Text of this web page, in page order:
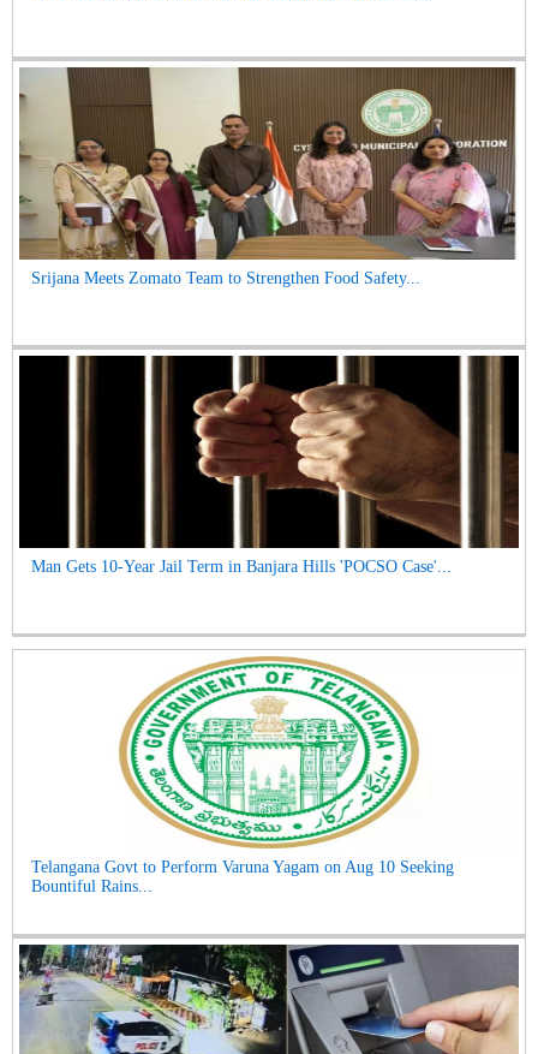
Srijana Meets Zomato Team to Strengthen Food Safety...
Man Gets 10-Year Jail Term in Banjara Hills 'POCSO Case'...
Telangana Govt to Perform Varuna Yagam on Aug 10 Seeking
Bountiful Rains...